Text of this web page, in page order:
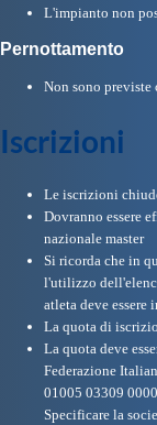
Videogallery
Intranet
Webmail
Contatti
Mappa del sito
L'impianto non
Pernottamento
Non sono
Iscrizioni
Le iscrizioni
Dovranno essere
nazionale master
Si ricorda che in
l'utilizzo
atleta deve essere
La quota di
La quota deve
Federazione
01005 03309
Specificare la